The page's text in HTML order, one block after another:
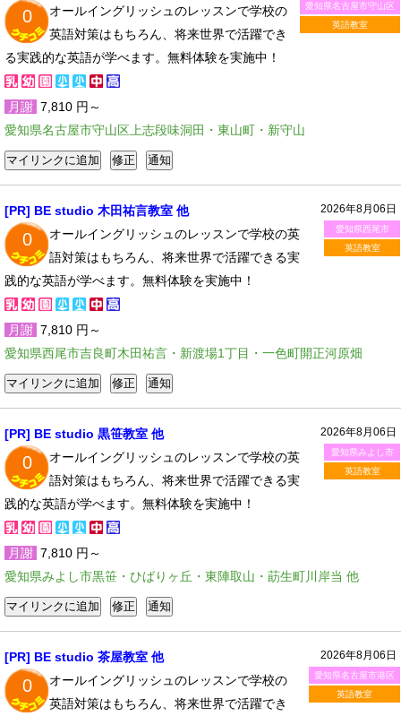
愛知県名古屋市守山区
英語教室
0
オールイングリッシュのレッスンで学校の
英語対策はもちろん、将来世界で活躍でき
る実践的な英語が学べます。無料体験を実施中！
月謝 7,810 円～
愛知県名古屋市守山区上志段味洞田・東山町・新守山
2026年8月06日
愛知県西尾市
英語教室
[PR] BE studio 木田祐言教室 他
0
オールイングリッシュのレッスンで学校の英
語対策はもちろん、将来世界で活躍できる実
践的な英語が学べます。無料体験を実施中！
月謝 7,810 円～
愛知県西尾市吉良町木田祐言・新渡場1丁目・一色町開正河原畑
2026年8月06日
愛知県みよし市
英語教室
[PR] BE studio 黒笹教室 他
0
オールイングリッシュのレッスンで学校の英
語対策はもちろん、将来世界で活躍できる実
践的な英語が学べます。無料体験を実施中！
月謝 7,810 円～
愛知県みよし市黒笹・ひばりヶ丘・東陣取山・莇生町川岸当 他
2026年8月06日
愛知県名古屋市港区
英語教室
[PR] BE studio 茶屋教室 他
0
オールイングリッシュのレッスンで学校の
英語対策はもちろん、将来世界で活躍でき